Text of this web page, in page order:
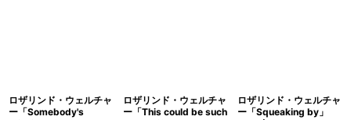
ロザリンド・ウェルチャ
ー「Somebody's
ロザリンド・ウェルチャ
ー「This could be such
ロザリンド・ウェルチャ
ー「Squeaking by」